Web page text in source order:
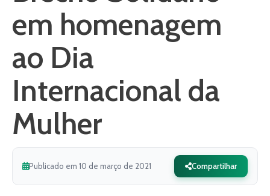
em homenagem
ao Dia
Internacional da
Mulher
Publicado em 10 de março de 2021 Compartilhar